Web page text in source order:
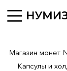
Магазин монет
Капсулы и